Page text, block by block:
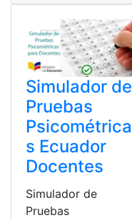
Simulador de
Pruebas
Psicométrica
s Ecuador
Docentes
Simulador de
Pruebas